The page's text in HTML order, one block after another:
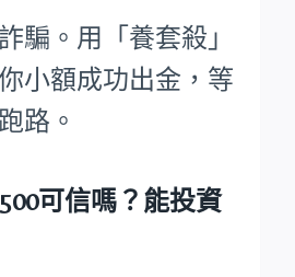
騙。用「養套殺」
小額成功出金，等
路。
可信嗎？能投資